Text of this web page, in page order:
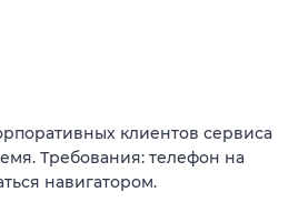
клиентов сервиса
Требования: телефон на
навигатором.